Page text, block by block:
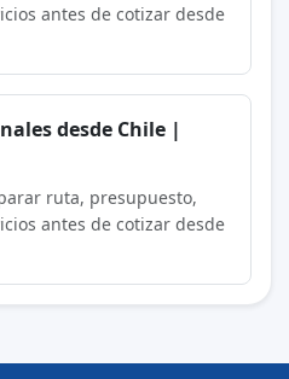
antes de cotizar desde
desde Chile |
ruta, presupuesto,
antes de cotizar desde